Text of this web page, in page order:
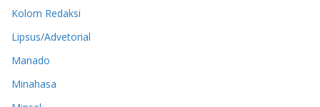
Kolom Redaksi
Lipsus/Advetorial
Manado
Minahasa